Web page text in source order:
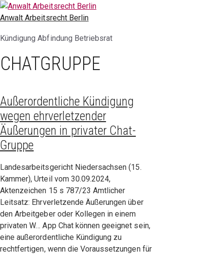
Zum
Inhalt
Anwalt Arbeitsrecht Berlin
Kündigung Abfindung Betriebsrat
CHATGRUPPE
Außerordentliche Kündigung
wegen ehrverletzender
Äußerungen in privater Chat-
Gruppe
Landesarbeitsgericht Niedersachsen (15.
Kammer), Urteil vom 30.09.2024,
Aktenzeichen 15 s 787/23 Amtlicher
Leitsatz: Ehrverletzende Äußerungen über
den Arbeitgeber oder Kollegen in einem
privaten W… App Chat können geeignet sein,
eine außerordentliche Kündigung zu
rechtfertigen, wenn die Voraussetzungen für